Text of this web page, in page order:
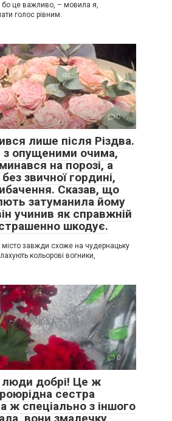
це важливо, – мовила я,
голос рівним.
0
лише після Різдва.
з опущеними очима,
на порозі, а
звичної гордині,
Сказав, що
затуманила йому
учинив як справжній
шкодує.
місто завжди схоже на чудернацьку
кольорові вогники,
0
добрі! Це ж
сестра
ж спеціально з іншого